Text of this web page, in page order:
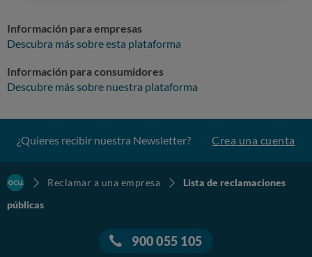
Información para empresas
Descubra más sobre esta plataforma
Información para consumidores
Descubre más sobre nuestra plataforma
¿Quieres recibir nuestra Newsletter? Crea una cuenta
Reclamar a una empresa
Lista de reclamaciones
públicas
900 055 105